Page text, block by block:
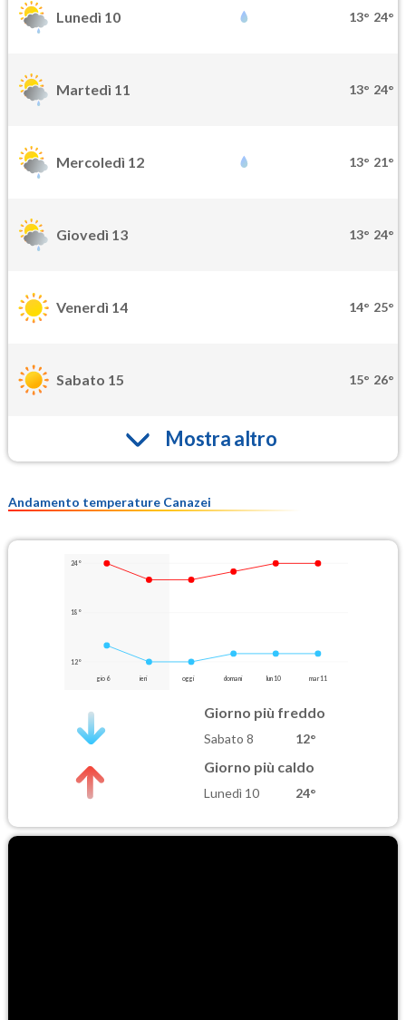
Lunedì 10 13° 24°
Martedì 11 13° 24°
Mercoledì 12 13° 21°
Giovedì 13 13° 24°
Venerdì 14 14° 25°
Sabato 15 15° 26°
Mostra altro
Andamento temperature Canazei
24°
18°
12°
gio 6 ieri oggi domani lun 10 mar 11
Giorno più freddo
Sabato 8 12°
Giorno più caldo
Lunedì 10 24°